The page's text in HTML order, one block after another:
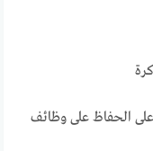
على الحفاظ على وظائف